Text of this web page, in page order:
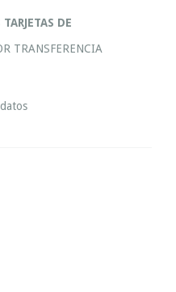
DE
TRANSFERENCIA